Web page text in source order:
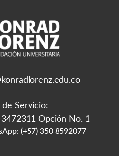
de Servicio:
Opción No. 1
(+57) 350 8592077